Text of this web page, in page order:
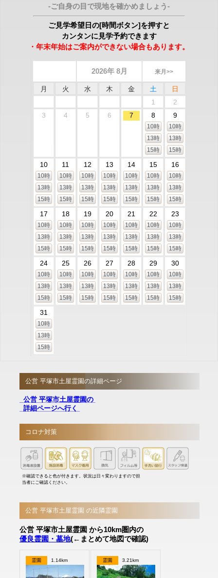
-ご自身の目で現地を確かめましょう-
ご見学希望日の[時間ボタン]を押すと
カンタンに見学予約できます
・年末年始はご案内ができない場合もあります。
2026年 8月 来月>>
月 火 水 木 金 土
日
1
2
3
4 5 6 7 8
10時
13時
15時
9
10時
13時
15時
10
10時
13時
15時
11
10時
13時
15時
12
10時
13時
15時
13
10時
13時
15時
14
10時
13時
15時
15
10時
13時
15時
16
10時
13時
15時
17
10時
13時
15時
18
10時
13時
15時
19
10時
13時
15時
20
10時
13時
15時
21
10時
13時
15時
22
10時
13時
15時
23
10時
13時
15時
24
10時
13時
15時
25
10時
13時
15時
26
10時
13時
15時
27
10時
13時
15時
28
10時
13時
15時
29
10時
13時
15時
30
10時
13時
15時
31
10時
13時
15時
公営 平塚市土屋霊園の詳細ページ
公営 平塚市土屋霊園の
詳細ページへ行く
コロナ対策
※確認できると色が付きます。状況は日々変わりますので担
当者にご確認ください。
公営 平塚市土屋霊園 の近隣霊園
公営 平塚市土屋霊園 から10km圏内の
優良霊園・墓地(←まとめて地図で確認)
霊園 1.14km 霊園 3.21km